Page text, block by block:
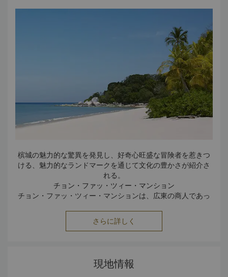
槟城の魅力的な驚異を発見し、好奇心旺盛な冒険者を惹きつ
ける、魅力的なランドマークを通じて文化の豊かさが紹介さ
れる。
チョン・ファッ・ツィー・マンション
チョン・ファッ・ツィー・マンションは、広東の商人であっ
住居です。18世紀と19世紀の中国建築が施されています。
刻、タペストリー、アンティークや珍しい磁器をご覧いただ
けます。
東南アジアで最大かつ最も美しい仏教寺院として知られる極
楽寺は、約100年前に建立されました。10,000体の仏像が
さらに詳しく
現地情報